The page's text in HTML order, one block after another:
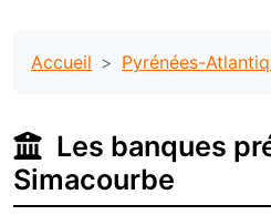
Accueil Pyrénées-
Les banques
Simacourbe